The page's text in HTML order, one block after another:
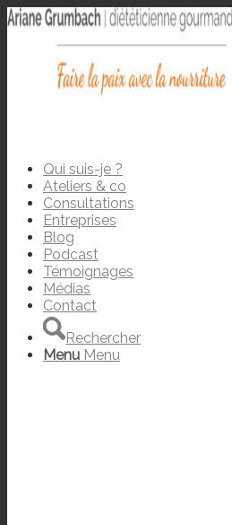
Qui suis-je ?
Ateliers & co
Consultations
Entreprises
Blog
Podcast
Témoignages
Médias
Contact
Rechercher
Menu Menu